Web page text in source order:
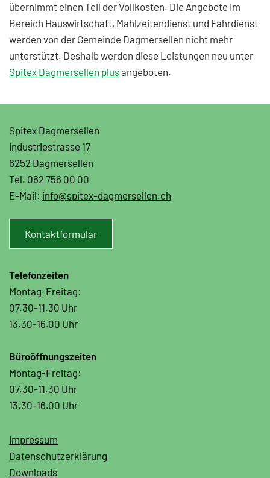
übernimmt einen Teil der Vollkosten. Die Angebote im
Bereich Hauswirtschaft, Mahlzeitendienst und Fahrdienst
werden von der Gemeinde Dagmersellen nicht mehr
unterstützt. Deshalb werden diese Leistungen neu unter
Spitex Dagmersellen plusangeboten.
Spitex Dagmersellen
Industriestrasse 17
6252 Dagmersellen
Tel. 062 756 00 00
E-Mail: info@spitex-dagmersellen.ch
Kontaktformular
Telefonzeiten
Montag-Freitag:
07.30-11.30 Uhr
13.30-16.00 Uhr
Büroöffnungszeiten
Montag-Freitag:
07.30-11.30 Uhr
13.30-16.00 Uhr
Impressum
Datenschutzerklärung
Downloads